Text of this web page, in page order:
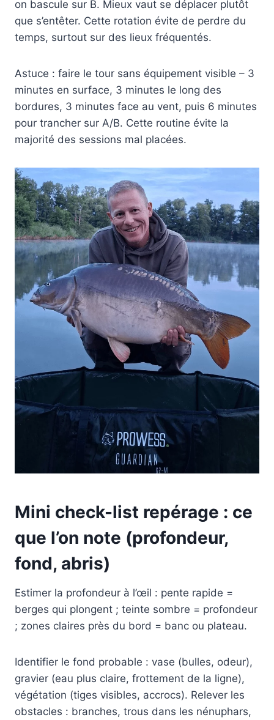
on bascule sur B. Mieux vaut se déplacer plutôt
que s’entêter. Cette rotation évite de perdre du
temps, surtout sur des lieux fréquentés.
Astuce : faire le tour sans équipement visible – 3
minutes en surface, 3 minutes le long des
bordures, 3 minutes face au vent, puis 6 minutes
pour trancher sur A/B. Cette routine évite la
majorité des sessions mal placées.
Mini check-list repérage : ce
que l’on note (profondeur,
fond, abris)
Estimer la profondeur à l’œil : pente rapide =
berges qui plongent ; teinte sombre = profondeur
; zones claires près du bord = banc ou plateau.
Identifier le fond probable : vase (bulles, odeur),
gravier (eau plus claire, frottement de la ligne),
végétation (tiges visibles, accrocs). Relever les
obstacles : branches, trous dans les nénuphars,